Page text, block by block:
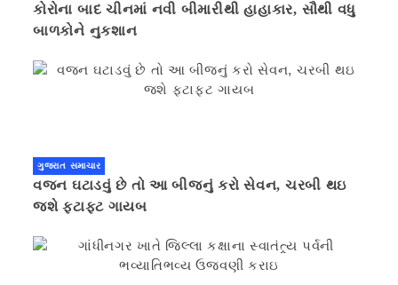
કોરોના બાદ ચીનમાં નવી બીમારીથી હાહાકાર, સૌથી વધુ
બાળકોને નુકશાન
ગુજરાત સમાચાર
વજન ઘટાડવું છે તો આ બીજનું કરો સેવન, ચરબી થઇ
જશે ફટાફટ ગાયબ